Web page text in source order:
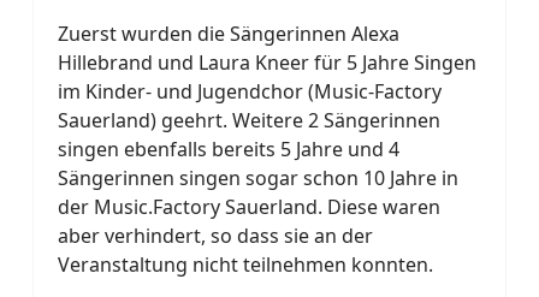
Zuerst wurden die Sängerinnen Alexa
Hillebrand und Laura Kneer für 5 Jahre Singen
im Kinder- und Jugendchor (Music-Factory
Sauerland) geehrt. Weitere 2 Sängerinnen
singen ebenfalls bereits 5 Jahre und 4
Sängerinnen singen sogar schon 10 Jahre in
der Music.Factory Sauerland. Diese waren
aber verhindert, so dass sie an der
Veranstaltung nicht teilnehmen konnten.